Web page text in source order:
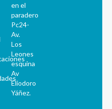
en el
paradero
Pc24-
Av.
Los
Leones
esquina
Av
Eliodoro
Yáñez.